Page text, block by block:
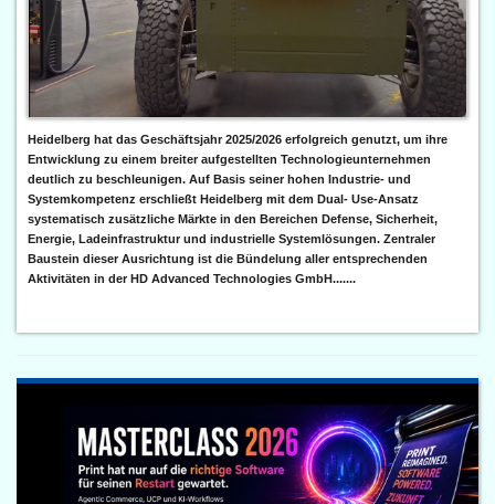
Heidelberg hat das Geschäftsjahr 2025/2026 erfolgreich genutzt, um ihre
Entwicklung zu einem breiter aufgestellten Technologieunternehmen
deutlich zu beschleunigen. Auf Basis seiner hohen Industrie- und
Systemkompetenz erschließt Heidelberg mit dem Dual- Use-Ansatz
systematisch zusätzliche Märkte in den Bereichen Defense, Sicherheit,
Energie, Ladeinfrastruktur und industrielle Systemlösungen. Zentraler
Baustein dieser Ausrichtung ist die Bündelung aller entsprechenden
Aktivitäten in der HD Advanced Technologies GmbH.......